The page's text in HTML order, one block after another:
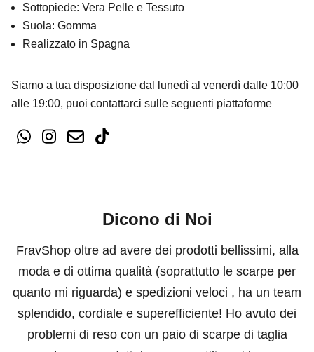
Sottopiede: Vera Pelle e Tessuto
Suola: Gomma
Realizzato in Spagna
Siamo a tua disposizione dal lunedì al venerdì dalle 10:00
alle 19:00, puoi contattarci sulle seguenti piattaforme
Dicono di Noi
FravShop oltre ad avere dei prodotti bellissimi, alla
moda e di ottima qualità (soprattutto le scarpe per
quanto mi riguarda) e spedizioni veloci , ha un team
splendido, cordiale e superefficiente! Ho avuto dei
problemi di reso con un paio di scarpe di taglia